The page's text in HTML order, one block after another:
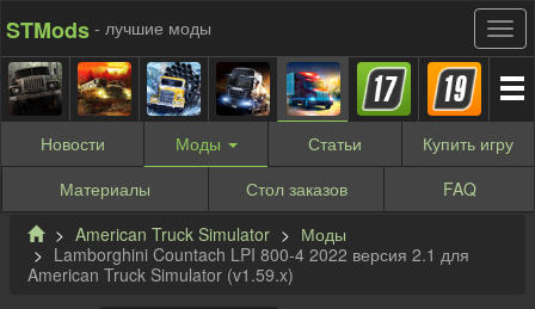
STMods - лучшие моды
Новости Моды Статьи Купить игру
Материалы
Стол заказов
FAQ
American Truck Simulator
Моды
Lamborghini Countach LPI 800-4 2022 версия 2.1 для
American Truck Simulator (v1.59.x)